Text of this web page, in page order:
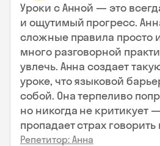
Уроки с Анной — это
и ощутимый прогресс.
сложные правила просто
много разговорной
увлечь. Анна создает
уроке, что языковой
собой. Она терпеливо
но никогда не критикует
пропадает страх говорить
Репетитор: Анна